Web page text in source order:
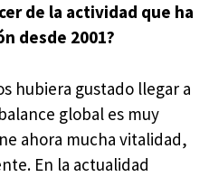
de la actividad que ha
desde 2001?
hubiera gustado llegar a
global es muy
ahora mucha vitalidad,
En la actualidad